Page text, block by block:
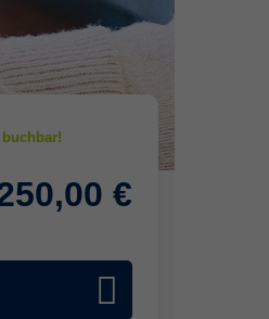
€